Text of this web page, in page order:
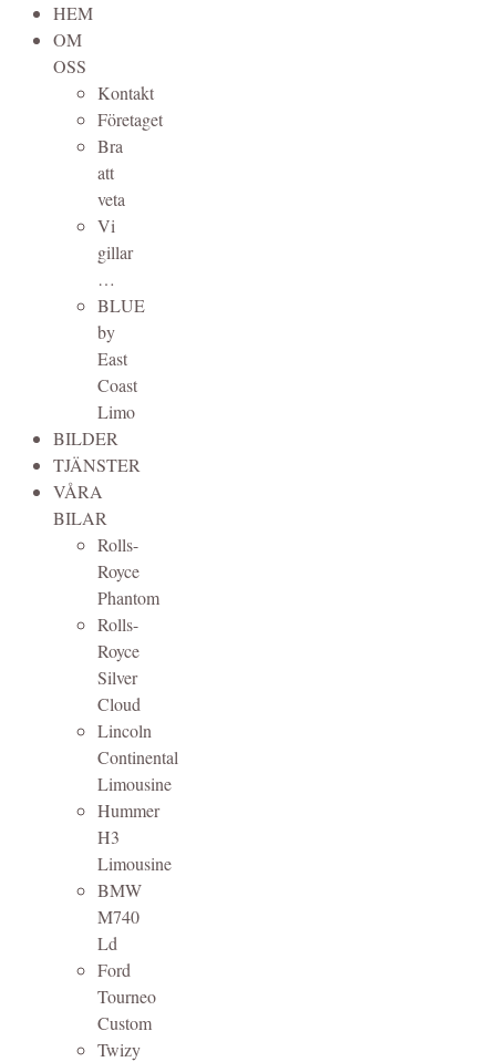
HEM
OM
OSS
Kontakt
Företaget
Bra
att
veta
Vi
gillar
…
BLUE
by
East
Coast
Limo
BILDER
TJÄNSTER
VÅRA
BILAR
Rolls-
Royce
Phantom
Rolls-
Royce
Silver
Cloud
Lincoln
Continental
Limousine
Hummer
H3
Limousine
BMW
M740
Ld
Ford
Tourneo
Custom
Twizy